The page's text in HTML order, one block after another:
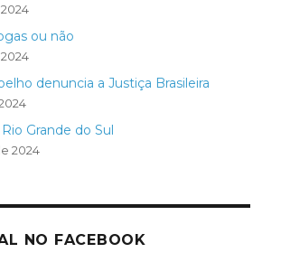
ou não
denuncia a Justiça Brasileira
Grande do Sul
2024
NO FACEBOOK